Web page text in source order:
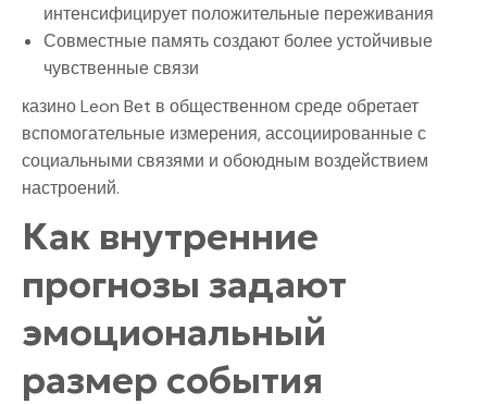
интенсифицирует положительные переживания
Совместные память создают более устойчивые
чувственные связи
казино Leon Bet в общественном среде обретает
вспомогательные измерения, ассоциированные с
социальными связями и обоюдным воздействием
настроений.
Как внутренние
прогнозы задают
эмоциональный
размер события